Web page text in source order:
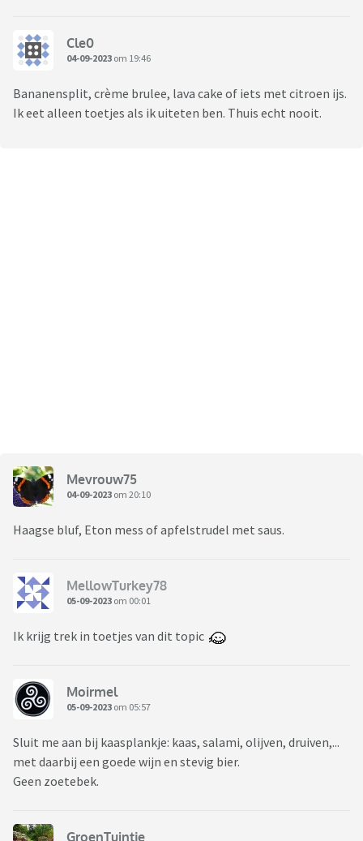
Cle0
04-09-2023 om 19:46
Bananensplit, crème brulee, lava cake of iets met citroen ijs.
Ik eet alleen toetjes als ik uiteten ben. Thuis echt nooit.
Mevrouw75
04-09-2023 om 20:10
Haagse bluf, Eton mess of apfelstrudel met saus.
MellowTurkey78
05-09-2023 om 00:01
Ik krijg trek in toetjes van dit topic
Moirmel
05-09-2023 om 05:57
Sluit me aan bij kaasplankje: kaas, salami, olijven, druiven,...
met daarbij een goede wijn en stevig bier.
Geen zoetebek.
GroenTuintje